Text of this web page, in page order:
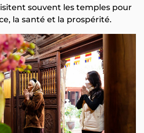
souvent les temples pour
la santé et la prospérité.